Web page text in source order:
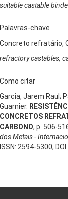
suitable castable
Palavras-chave
Concreto refratário,
refractory castables,
Como citar
Garcia, Jarem Raul;
Guarnier.
CONCRETOS
CARBONO, p. 506-
dos Metais -
ISSN: 2594-5300,